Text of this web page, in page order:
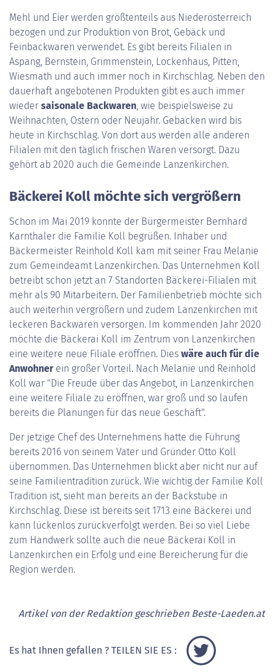
Mehl und Eier werden größtenteils aus Niederösterreich
bezogen und zur Produktion von Brot, Gebäck und
Feinbackwaren verwendet. Es gibt bereits Filialen in
Aspang, Bernstein, Grimmenstein, Lockenhaus, Pitten,
Wiesmath und auch immer noch in Kirchschlag. Neben den
dauerhaft angebotenen Produkten gibt es auch immer
wieder saisonale Backwaren, wie beispielsweise zu
Weihnachten, Ostern oder Neujahr. Gebacken wird bis
heute in Kirchschlag. Von dort aus werden alle anderen
Filialen mit den täglich frischen Waren versorgt. Dazu
gehört ab 2020 auch die Gemeinde Lanzenkirchen.
Bäckerei Koll möchte sich vergrößern
Schon im Mai 2019 konnte der Bürgermeister Bernhard
Karnthaler die Familie Koll begrüßen. Inhaber und
Bäckermeister Reinhold Koll kam mit seiner Frau Melanie
zum Gemeindeamt Lanzenkirchen. Das Unternehmen Koll
betreibt schon jetzt an 7 Standorten Bäckerei-Filialen mit
mehr als 90 Mitarbeitern. Der Familienbetrieb möchte sich
auch weiterhin vergrößern und zudem Lanzenkirchen mit
leckeren Backwaren versorgen. Im kommenden Jahr 2020
möchte die Bäckerai Koll im Zentrum von Lanzenkirchen
eine weitere neue Filiale eröffnen. Dies wäre auch für die
Anwohnerein großer Vorteil. Nach Melanie und Reinhold
Koll war "Die Freude über das Angebot, in Lanzenkirchen
eine weitere Filiale zu eröffnen, war groß und so laufen
bereits die Planungen für das neue Geschäft".
Der jetzige Chef des Unternehmens hatte die Führung
bereits 2016 von seinem Vater und Gründer Otto Koll
übernommen. Das Unternehmen blickt aber nicht nur auf
seine Familientradition zurück. Wie wichtig der Familie Koll
Tradition ist, sieht man bereits an der Backstube in
Kirchschlag. Diese ist bereits seit 1713 eine Bäckerei und
kann lückenlos zurückverfolgt werden. Bei so viel Liebe
zum Handwerk sollte auch die neue Bäckerai Koll in
Lanzenkirchen ein Erfolg und eine Bereicherung für die
Region werden.
Artikel von der Redaktion geschrieben Beste-Laeden.at
Es hat Ihnen gefallen ? TEILEN SIE ES :